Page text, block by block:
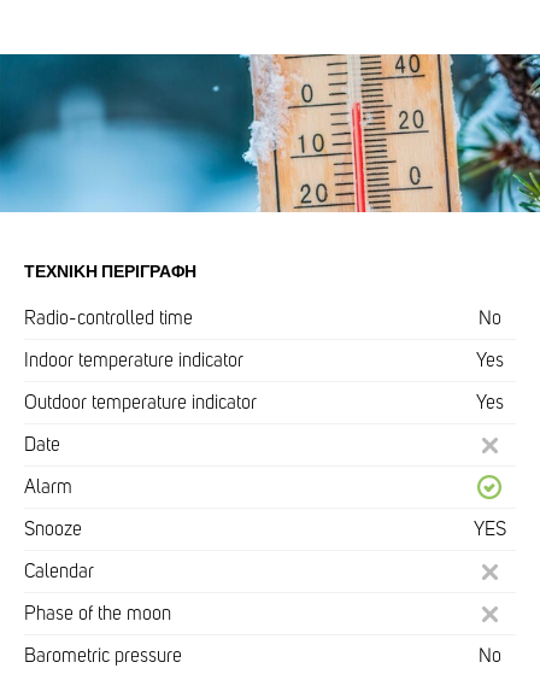
ΤΕΧΝΙΚΉ ΠΕΡΙΓΡΑΦΉ
Radio-controlled time No
Indoor temperature indicator Yes
Outdoor temperature indicator Yes
Date
Alarm
Snooze YES
Calendar
Phase of the moon
Barometric pressure No